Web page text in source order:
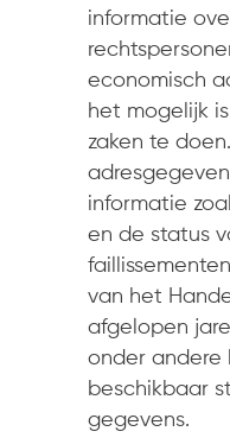
informatie
economisch
het mogelijk
zaken te
informatie
en de status
van het
afgelopen
onder
beschikbaar
gegevens.